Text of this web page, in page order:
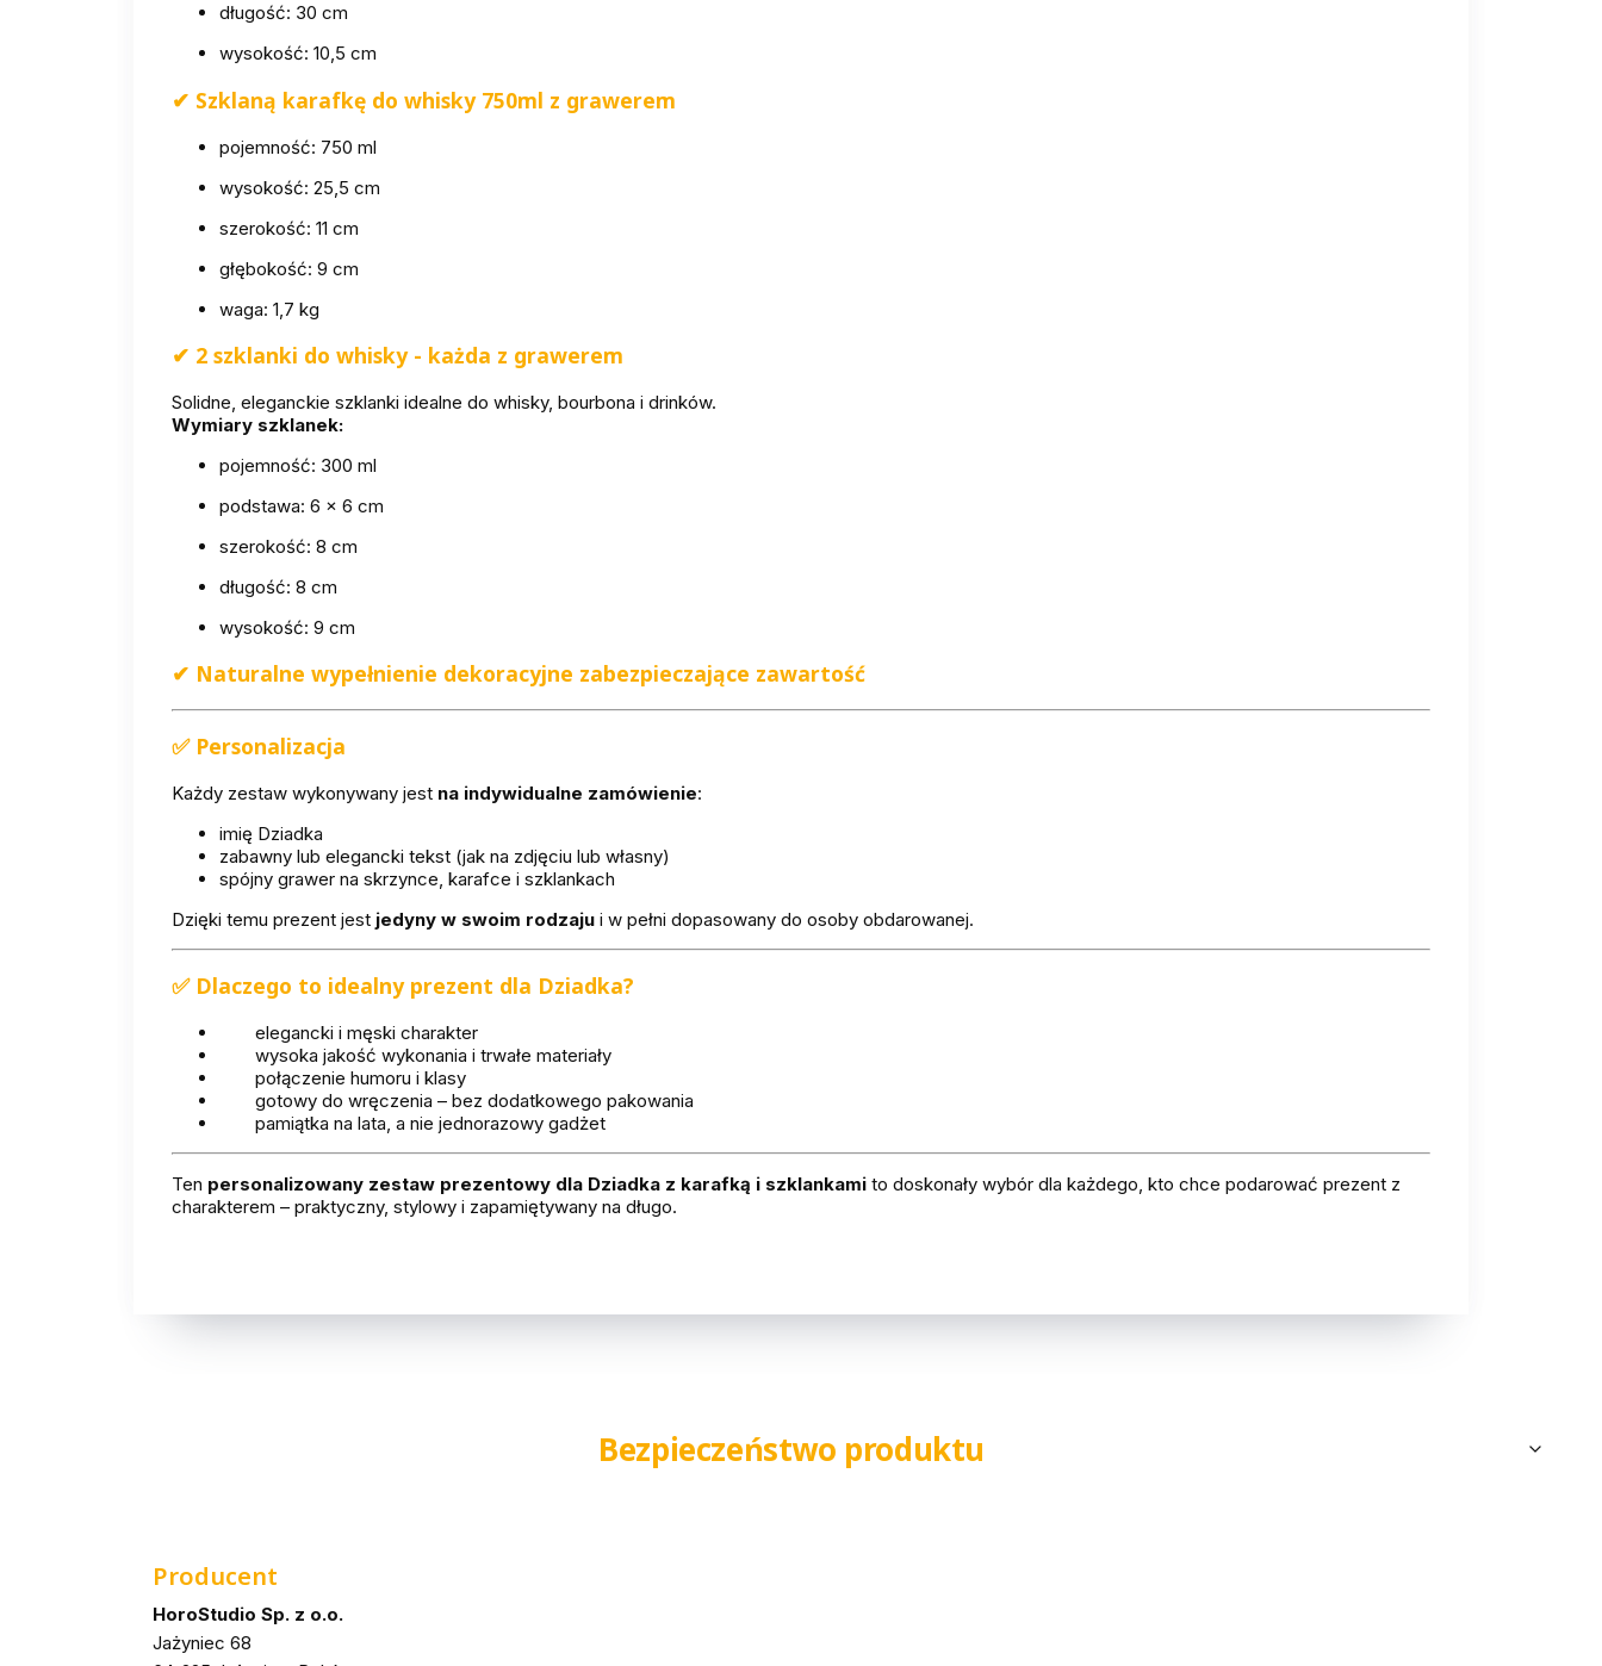
długość: 30 cm
wysokość: 10,5 cm
✔ Szklaną karafkę do whisky 750ml z grawerem
pojemność: 750 ml
wysokość: 25,5 cm
szerokość: 11 cm
głębokość: 9 cm
waga: 1,7 kg
✔ 2 szklanki do whisky - każda z grawerem
Solidne, eleganckie szklanki idealne do whisky, bourbona i drinków.
Wymiary szklanek:
pojemność: 300 ml
podstawa: 6 × 6 cm
szerokość: 8 cm
długość: 8 cm
wysokość: 9 cm
✔ Naturalne wypełnienie dekoracyjne zabezpieczające zawartość
✅ Personalizacja
Każdy zestaw wykonywany jest na indywidualne zamówienie:
imię Dziadka
zabawny lub elegancki tekst (jak na zdjęciu lub własny)
spójny grawer na skrzynce, karafce i szklankach
Dzięki temu prezent jest jedyny w swoim rodzaju i w pełni dopasowany do osoby obdarowanej.
✅ Dlaczego to idealny prezent dla Dziadka?
elegancki i męski charakter
wysoka jakość wykonania i trwałe materiały
połączenie humoru i klasy
gotowy do wręczenia – bez dodatkowego pakowania
pamiątka na lata, a nie jednorazowy gadżet
Ten personalizowany zestaw prezentowy dla Dziadka z karafką i szklankami to doskonały wybór dla każdego, kto chce podarować prezent z
charakterem – praktyczny, stylowy i zapamiętywany na długo.
Bezpieczeństwo produktu
Producent
HoroStudio Sp. z o.o.
Jażyniec 68